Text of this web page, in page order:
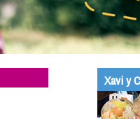
Xavi y